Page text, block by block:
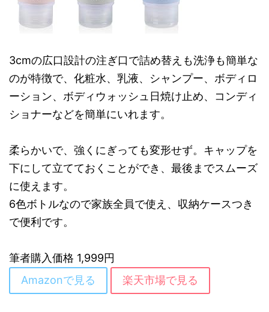
3cmの広口設計の注ぎ口で詰め替えも洗浄も簡単な
のが特徴で、化粧水、乳液、シャンプー、ボディロ
ーション、ボディウォッシュ日焼け止め、コンディ
ショナーなどを簡単にいれます。
柔らかいで、強くにぎっても変形せず。キャップを
下にして立てておくことができ、最後までスムーズ
に使えます。
6色ボトルなので家族全員で使え、収納ケースつき
で便利です。
筆者購入価格 1,999円
Amazonで見る
楽天市場で見る